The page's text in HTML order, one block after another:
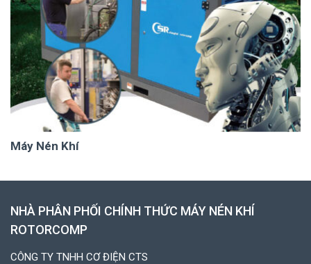
Máy Nén Khí
NHÀ PHÂN PHỐI CHÍNH THỨC MÁY NÉN KHÍ
ROTORCOMP
CÔNG TY TNHH CƠ ĐIỆN CTS